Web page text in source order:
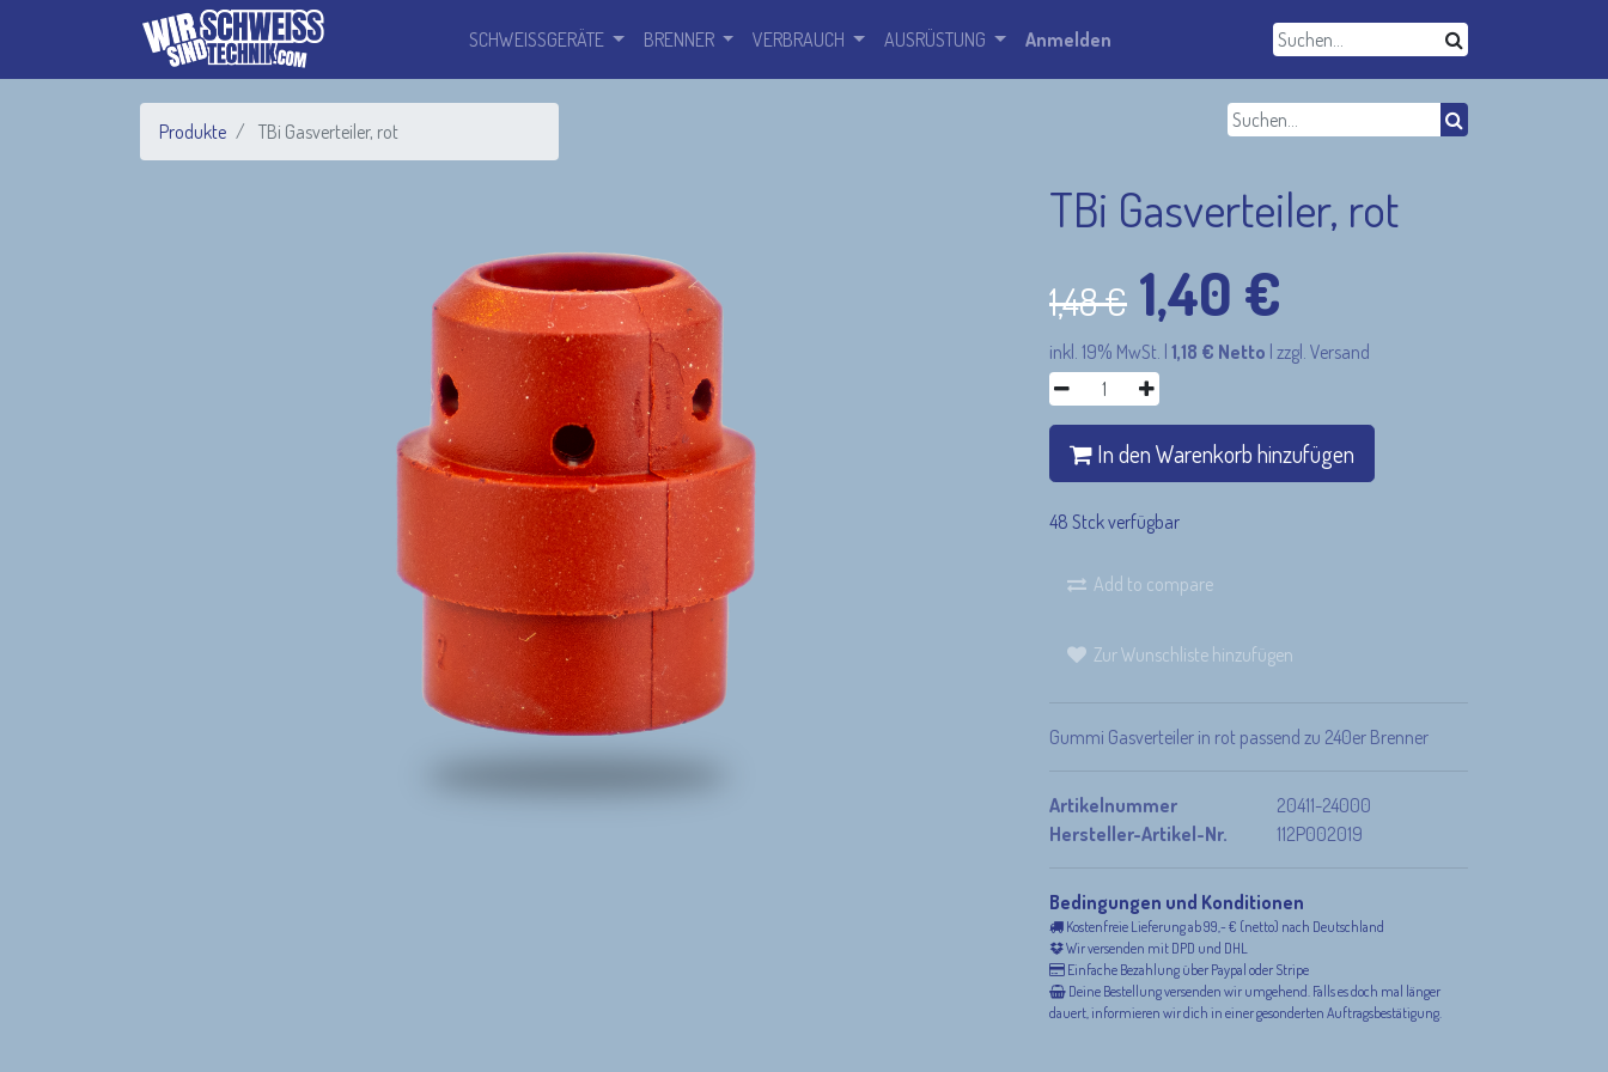
SCHWEISSGERÄTE BRENNER VERBRAUCH AUSRÜSTUNG Anmelden
Produkte TBi Gasverteiler, rot
TBi Gasverteiler, rot
1,48€ 1,40 €
inkl. 19% MwSt. 1,18 € Netto zzgl. Versand
In den Warenkorb hinzufügen
48 Stck verfügbar
Add to compare
Zur Wunschliste hinzufügen
Gummi Gasverteiler in rot passend zu 240er Brenner
Artikelnummer
20411-24000
Hersteller-Artikel-Nr.
112P002019
Bedingungen und Konditionen
Kostenfreie Lieferung ab 99,- € (netto) nach Deutschland
Wir versenden mit DPD und DHL
Einfache Bezahlung über Paypal oder Stripe
Deine Bestellung versenden wir umgehend. Falls es doch mal länger
dauert, informieren wir dich in einer gesonderten Auftragsbestätigung.